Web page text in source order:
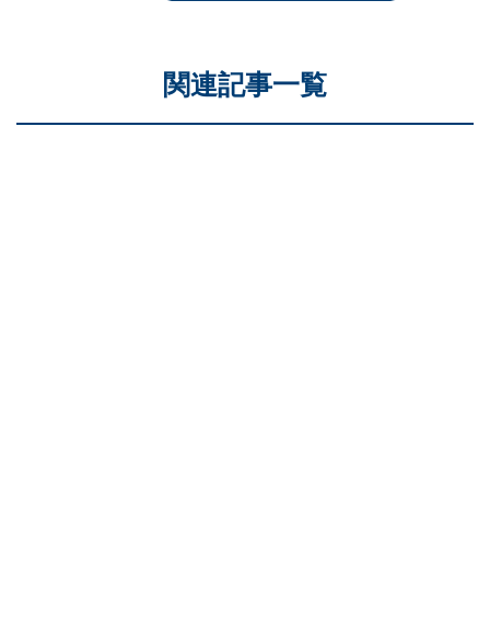
関連記事一覧